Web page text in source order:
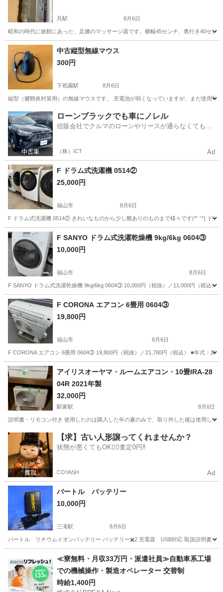
呉駅 8月6日
昭和の時代に旅館にあった、足腰のマッサージ器です。横幅45センチ、奥行き40セン
広島 呉市 呉駅 美容家電
中古縦型無線マウス
300円
下祇園駅 8月6日
縦型（腱鞘炎対策用）の無線マウスです。 充電池が弱くなっていますが、まだ使用可
広島 広島市 下祇園駅 その他
ローンブラックでも車にノレル
信販会社でクルマのローンやリースが通らなくてもク
（株）ICT Ad
F ドラム式洗濯機 0514②
25,000円
福山市 8月6日
F ドラム式洗濯機 0514② きれいなものから少し難ありのものまで様々です(*˘ ˘*) ド
広島 福山市 商品
F SANYO ドラム式洗濯乾燥機 9kg/6kg 0604③
10,000円
福山市 8月6日
F SANYO ドラム式洗濯乾燥機 9kg/6kg 0604③ 10,000円（税抜）／11,000円（税込
広島 福山市
F CORONA エアコン 6畳用 0604③
19,800円
福山市 8月6日
F CORONA エアコン 6畳用 0604③ 19,800円（税抜）／21,780円（税込） ■年式：
広島 福山市 季節、空調家電
アイリスオーヤマ・ルームエアコン・10畳IRA-28
04R 2021年製
32,000円
駅家駅 8月6日
説明書・リモコン付き 使用したのは購入した年の夏のみで、取り外した後は使用し
広島 福山市 駅家駅 季節、空調家電 冷媒
【求】古い人形譲ってくれませんか？
状態が悪くてもOK🙆‍♀️査定0円‼️
COYASH Ad
バートル バッテリー
10,000円
三滝駅 8月6日
バートル リチウムイオンバッテリー バッテリー✖️2 充電器 USB対応 取扱説明書
三滝駅 その他
≪寮無料・月収33万円・派遣社員≫自動車系工場
での機械操作・製造オペレーター 交替制
時給1,400円